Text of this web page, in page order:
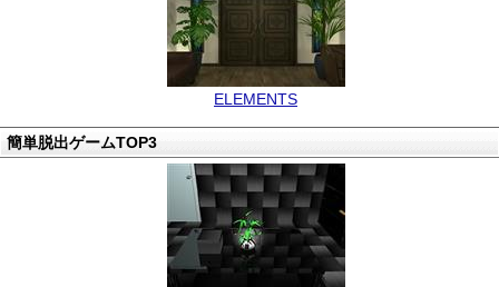
ELEMENTS
簡単脱出ゲームTOP3